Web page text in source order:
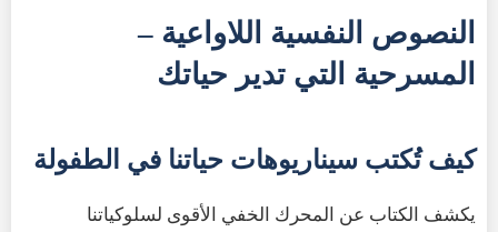
النصوص النفسية اللاواعية –
المسرحية التي تدير حياتك
كيف تُكتب سيناريوهات حياتنا في الطفولة
يكشف الكتاب عن المحرك الخفي الأقوى لسلوكياتنا